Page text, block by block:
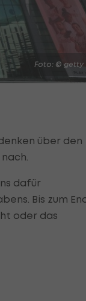
Foto: © getty
über den
dafür
Bis zum
oder das